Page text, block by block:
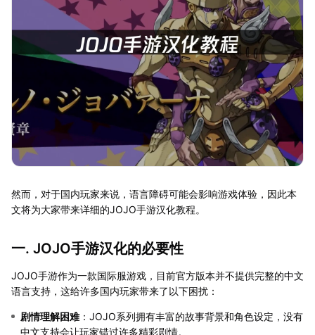
然而，对于国内玩家来说，语言障碍可能会影响游戏体验，因此本
文将为大家带来详细的JOJO手游汉化教程。
一. JOJO手游汉化的必要性
JOJO手游作为一款国际服游戏，目前官方版本并不提供完整的中文
语言支持，这给许多国内玩家带来了以下困扰：
剧情理解困难：JOJO系列拥有丰富的故事背景和角色设定，没有
中文支持会让玩家错过许多精彩剧情。